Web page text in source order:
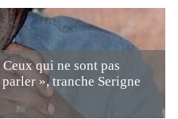
qui ne sont pas
», tranche Serigne